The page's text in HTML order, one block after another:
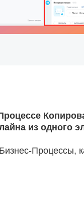
из одного
Процессы,